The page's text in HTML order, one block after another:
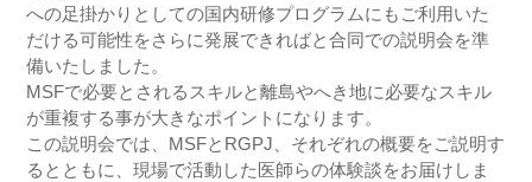
への足掛かりとしての国内研修プログラムにもご利用いた
だける可能性をさらに発展できればと合同での説明会を準
備いたしました。
MSFで必要とされるスキルと離島やへき地に必要なスキル
が重複する事が大きなポイントになります。
この説明会では、MSFとRGPJ、それぞれの概要をご説明す
るとともに、現場で活動した医師らの体験談をお届けしま